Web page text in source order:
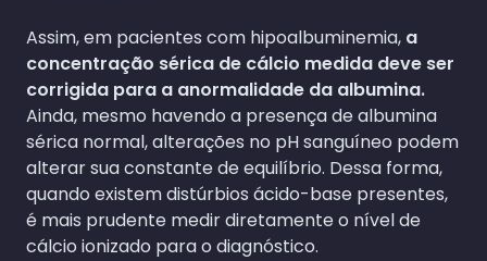
Assim, em pacientes com hipoalbuminemia, a
concentração sérica de cálcio medida deve ser
corrigida para a anormalidade da albumina.
Ainda, mesmo havendo a presença de albumina
sérica normal, alterações no pH sanguíneo podem
alterar sua constante de equilíbrio. Dessa forma,
quando existem distúrbios ácido-base presentes,
é mais prudente medir diretamente o nível de
cálcio ionizado para o diagnóstico.